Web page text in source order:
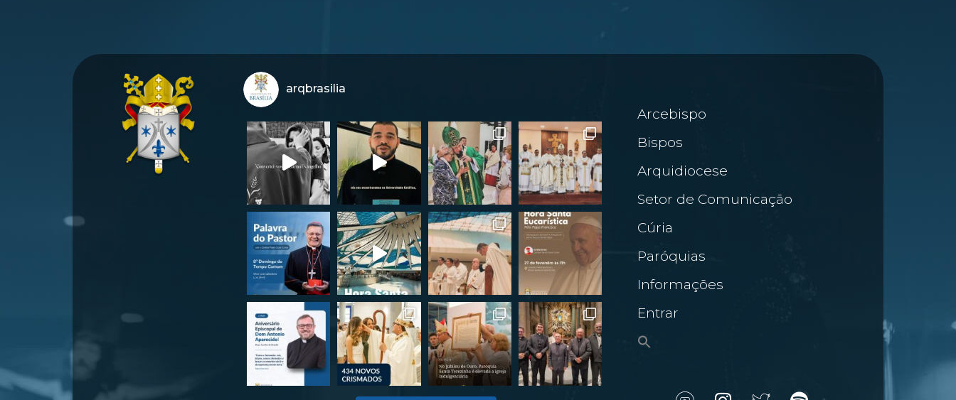
arqbrasilia
Arcebispo
Bispos
Arquidiocese
Setor de Comunicação
Cúria
Paróquias
Informações
Entrar